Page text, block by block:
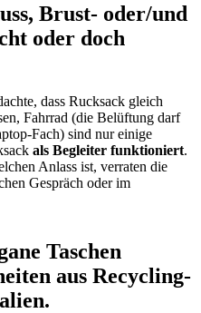
Brust- oder/und
oder doch
dass Rucksack gleich
Fahrrad (die Belüftung darf
Fach) sind nur einige
als Begleiter funktioniert.
Anlass ist, verraten die
Gespräch oder im
Taschen
aus Recycling-